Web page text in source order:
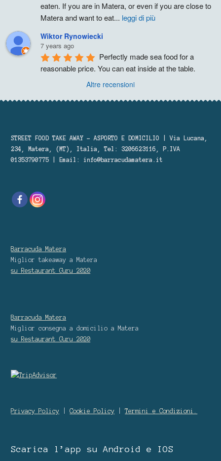
eaten. If you are in Matera, or even if you are close to
Matera and want to eat... leggi di più
Wiktor Rynowiecki
7 years ago
Perfectly made sea food for a
reasonable price. You can eat inside at the table.
Altre recensioni
STREET FOOD TAKE AWAY – ASPORTO E DOMICILIO | Via Lucana,
234, Matera, (MT), Italia, Tel: 3206623116, P.IVA
01353790775 | Email: info@barracudamatera.it
Barracuda Matera
Miglior takeaway a Matera
su Restaurant Guru
2020
Barracuda Matera
Miglior consegna a domicilio a Matera
su Restaurant Guru
2020
Privacy Policy |Cookie Policy |Termini e Condizioni.
Scarica l’app su Android e IOS